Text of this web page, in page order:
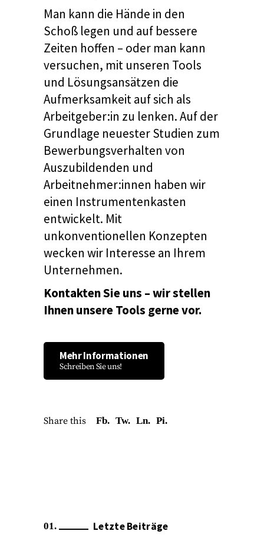
Man kann die Hände in den
Schoß legen und auf bessere
Zeiten hoffen – oder man kann
versuchen, mit unseren Tools
und Lösungsansätzen die
Aufmerksamkeit auf sich als
Arbeitgeber:in zu lenken. Auf der
Grundlage neuester Studien zum
Bewerbungsverhalten von
Auszubildenden und
Arbeitnehmer:innen haben wir
einen Instrumentenkasten
entwickelt. Mit
unkonventionellen Konzepten
wecken wir Interesse an Ihrem
Unternehmen.
Kontakten Sie uns – wir stellen
Ihnen unsere Tools gerne vor.
Mehr Informationen
Schreiben Sie uns!
Share this Fb. Tw. Ln. Pi.
Letzte Beiträge